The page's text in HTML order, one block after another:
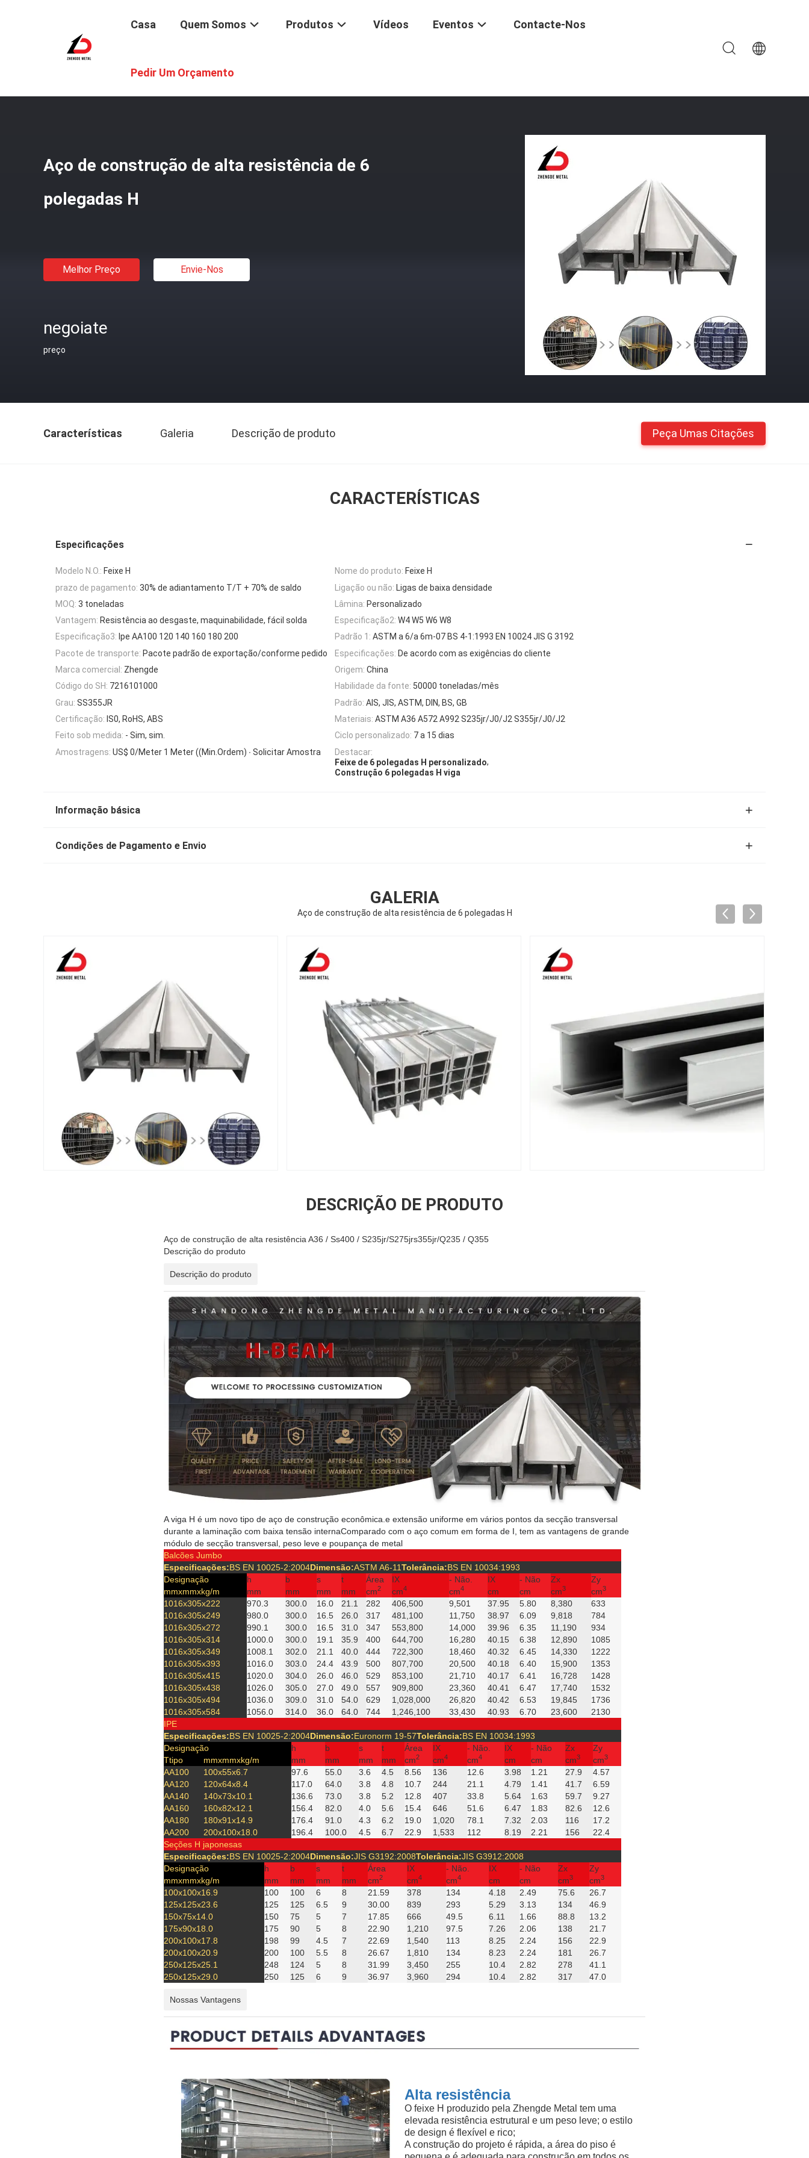
Casa Quem Somos Produtos Vídeos Eventos Contacte-Nos
Pedir Um Orçamento
Aço de construção de alta resistência de 6
polegadas H
Melhor Preço Envie-Nos
negoiate
preço
Características Galeria Descrição de produto Peça Umas Citações
CARACTERÍSTICAS
Especificações
Modelo N.O.: Feixe H Nome do produto: Feixe H
prazo de pagamento: 30% de adiantamento T/T + 70% de saldo Ligação ou não: Ligas de baixa densidade
MOQ: 3 toneladas Lâmina: Personalizado
Vantagem: Resistência ao desgaste, maquinabilidade, fácil solda Especificação2: W4 W5 W6 W8
Especificação3: Ipe AA100 120 140 160 180 200 Padrão 1: ASTM a 6/a 6m-07 BS 4-1:1993 EN 10024 JIS G 3192
Pacote de transporte: Pacote padrão de exportação/conforme pedido Especificações: De acordo com as exigências do cliente
Marca comercial: Zhengde Origem: China
Código do SH: 7216101000 Habilidade da fonte: 50000 toneladas/mês
Grau: SS355JR Padrão: AIS, JIS, ASTM, DIN, BS, GB
Certificação: IS0, RoHS, ABS Materiais: ASTM A36 A572 A992 S235jr/J0/J2 S355jr/J0/J2
Feito sob medida: - Sim, sim. Ciclo personalizado: 7 a 15 dias
Amostragens: US$ 0/Meter 1 Meter ((Min.Ordem) ∙ Solicitar Amostra
Destacar:
Feixe de 6 polegadas H personalizado,
Construção 6 polegadas H viga
Informação básica
Condições de Pagamento e Envio
GALERIA
Aço de construção de alta resistência de 6 polegadas H
DESCRIÇÃO DE PRODUTO
Aço de construção de alta resistência A36 / Ss400 / S235jr/S275jrs355jr/Q235 / Q355
Descrição do produto
Descrição do produto
A viga H é um novo tipo de aço de construção econômica.e extensão uniforme em vários pontos da secção transversal
durante a laminação com baixa tensão internaComparado com o aço comum em forma de I, tem as vantagens de grande
módulo de secção transversal, peso leve e poupança de metal
Balcões Jumbo
Especificações:BS EN 10025-2:2004Dimensão:ASTM A6-11Tolerância:BS EN 10034:1993
Designação
h b s t Área IX - Não. IX - Não Zx
Zy
mmxmmxkg/m
mm mm mm mm cm2 cm4 cm4 cm cm cm3 cm3
1016x305x222 970.3 300.0 16.0 21.1 282 406,500 9,501 37.95 5.80 8,380
633
1016x305x249
980.0 300.0 16.5 26.0 317 481,100 11,750 38.97 6.09 9,818
784
1016x305x272
990.1 300.0 16.5 31.0 347 553,800 14,000 39.96 6.35 11,190
934
1016x305x314
1000.0 300.0 19.1 35.9 400 644,700 16,280 40.15 6.38 12,890
1085
1016x305x349
1008.1 302.0 21.1 40.0 444 722,300 18,460 40.32 6.45 14,330
1222
1016x305x393
1016.0 303.0 24.4 43.9 500 807,700 20,500 40.18 6.40 15,900
1353
1016x305x415
1020.0 304.0 26.0 46.0 529 853,100 21,710 40.17 6.41 16,728
1428
1016x305x438
1026.0 305.0 27.0 49.0 557 909,800 23,360 40.41 6.47 17,740
1532
1016x305x494
1036.0 309.0 31.0 54.0 629 1,028,000 26,820 40.42 6.53 19,845
1736
1016x305x584
1056.0 314.0 36.0 64.0 744 1,246,100 33,430 40.93 6.70 23,600
2130
IPE
Especificações:BS EN 10025-2:2004Dimensão:Euronorm 19-57Tolerância:BS EN 10034:1993
Designação
h b s t Área IX - Não. IX - Não Zx
Zy
Ttipo
mmxmmxkg/m mm mm mm mm cm2 cm4 cm4 cm cm cm3 cm3
AA100 100x55x6.7 97.6 55.0 3.6 4.5 8.56 136 12.6 3.98 1.21 27.9
4.57
AA120
120x64x8.4 117.0 64.0 3.8 4.8 10.7 244 21.1 4.79 1.41 41.7
6.59
AA140
140x73x10.1 136.6 73.0 3.8 5.2 12.8 407 33.8 5.64 1.63 59.7
9.27
AA160
160x82x12.1 156.4 82.0 4.0 5.6 15.4 646 51.6 6.47 1.83 82.6
12.6
AA180
180x91x14.9 176.4 91.0 4.3 6.2 19.0 1,020 78.1 7.32 2.03 116
17.2
AA200
200x100x18.0 196.4 100.0 4.5 6.7 22.9 1,533 112 8.19 2.21 156
22.4
Seções H japonesas
Especificações:BS EN 10025-2:2004Dimensão:JIS G3192:2008Tolerância:JIS G3912:2008
Designação
h b s t Área IX - Não. IX - Não Zx
Zy
mmxmmxkg/m
mm mm mm mm cm2 cm4 cm4 cm cm cm3 cm3
100x100x16.9 100 100 6 8 21.59 378 134 4.18 2.49 75.6
26.7
125x125x23.6
125 125 6.5 9 30.00 839 293 5.29 3.13 134
46.9
150x75x14.0
150 75 5 7 17.85 666 49.5 6.11 1.66 88.8
13.2
175x90x18.0
175 90 5 8 22.90 1,210 97.5 7.26 2.06 138
21.7
200x100x17.8
198 99 4.5 7 22.69 1,540 113 8.25 2.24 156
22.9
200x100x20.9
200 100 5.5 8 26.67 1,810 134 8.23 2.24 181
26.7
250x125x25.1
248 124 5 8 31.99 3,450 255 10.4 2.82 278
41.1
250x125x29.0
250 125 6 9 36.97 3,960 294 10.4 2.82 317 47.0
Nossas Vantagens
Alta resistência
O feixe H produzido pela Zhengde Metal tem uma
elevada resistência estrutural e um peso leve; o estilo
de design é flexível e rico;
A construção do projeto é rápida, a área do piso é